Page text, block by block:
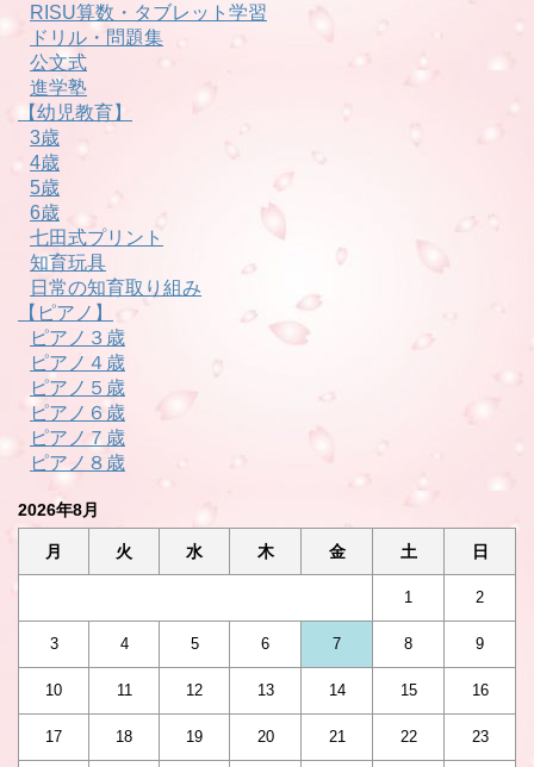
RISU算数・タブレット学習
ドリル・問題集
公文式
進学塾
【幼児教育】
3歳
4歳
5歳
6歳
七田式プリント
知育玩具
日常の知育取り組み
【ピアノ】
ピアノ３歳
ピアノ４歳
ピアノ５歳
ピアノ６歳
ピアノ７歳
ピアノ８歳
2026年8月
月 火 水 木 金 土 日
1 2
3 4 5 6 7 8 9
10 11 12 13 14 15 16
17 18 19 20 21 22 23